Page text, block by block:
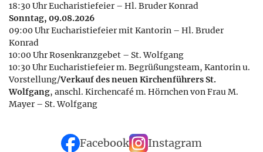
18:30 Uhr Eucharistiefeier – Hl. Bruder Konrad
Sonntag, 09.08.2026
09:00 Uhr Eucharistiefeier mit Kantorin – Hl. Bruder
Konrad
10:00 Uhr Rosenkranzgebet – St. Wolfgang
10:30 Uhr Eucharistiefeier m. Begrüßungsteam, Kantorin u.
Vorstellung/Verkauf des neuen Kirchenführers St.
Wolfgang, anschl. Kirchencafé m. Hörnchen von Frau M.
Mayer – St. Wolfgang
Facebook Instagram